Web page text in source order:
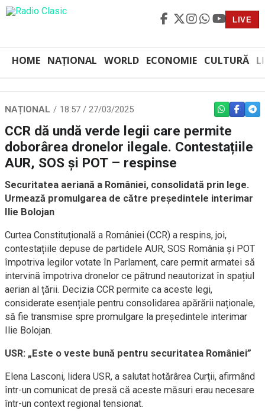
LIVE
HOME NAȚIONAL WORLD ECONOMIE CULTURĂ
NAȚIONAL 18:57 / 27/03/2025 WHATSAPP
CCR dă undă verde legii care permite
doborârea dronelor ilegale. Contestațiile
AUR, SOS și POT – respinse
Securitatea aeriană a României, consolidată prin lege.
Urmează promulgarea de către președintele interimar
Ilie Bolojan
Curtea Constituțională a României (CCR) a respins, joi,
contestațiile depuse de partidele AUR, SOS România și POT
împotriva legilor votate în Parlament, care permit armatei să
intervină împotriva dronelor ce pătrund neautorizat în spațiul
aerian al țării. Decizia CCR permite ca aceste legi,
considerate esențiale pentru consolidarea apărării naționale,
să fie transmise spre promulgare la președintele interimar
Ilie Bolojan.
USR: „Este o veste bună pentru securitatea României”
Elena Lasconi, lidera USR, a salutat hotărârea Curții, afirmând
într-un comunicat de presă că aceste măsuri erau necesare
într-un context regional tensionat.